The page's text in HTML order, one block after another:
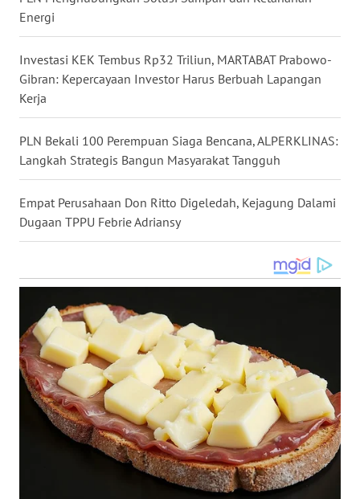
Energi
Investasi KEK Tembus Rp32 Triliun, MARTABAT Prabowo-
Gibran: Kepercayaan Investor Harus Berbuah Lapangan
Kerja
PLN Bekali 100 Perempuan Siaga Bencana, ALPERKLINAS:
Langkah Strategis Bangun Masyarakat Tangguh
Empat Perusahaan Don Ritto Digeledah, Kejagung Dalami
Dugaan TPPU Febrie Adriansy
WN
NUSANTARA
WN
JOGJA
WN
JATIM
WN
KALBAR
WN
KALTENG
WN
KALTARA